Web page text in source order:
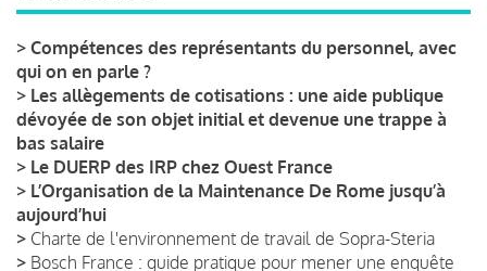
> Compétences des représentants du personnel, avec
qui on en parle ?
> Les allègements de cotisations : une aide publique
dévoyée de son objet initial et devenue une trappe à
bas salaire
> Le DUERP des IRP chez Ouest France
> L’Organisation de la Maintenance De Rome jusqu’à
aujourd’hui
> Charte de l'environnement de travail de Sopra-Steria
> Bosch France : guide pratique pour mener une enquête